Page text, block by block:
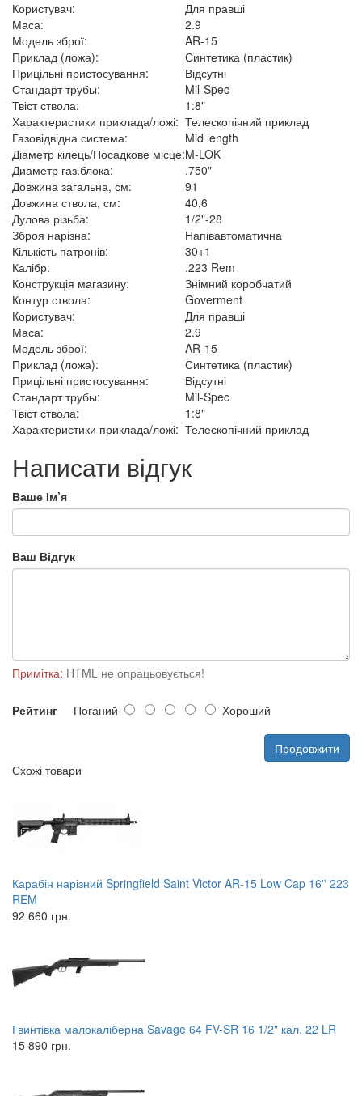
Користувач:
Для правші
Маса:
2.9
Модель зброї:
AR-15
Приклад (ложа):
Синтетика (пластик)
Прицільні пристосування:
Відсутні
Стандарт трубы:
Mil-Spec
Твіст ствола:
1:8"
Характеристики приклада/ложі: Телескопічний приклад
Газовідвідна система:
Mid length
Діаметр кілець/Посадкове місце:M-LOK
Диаметр газ.блока:
.750"
Довжина загальна, см:
91
Довжина ствола, см:
40,6
Дулова різьба:
1/2"-28
Зброя нарізна:
Напівавтоматична
Кількість патронів:
30+1
Калібр:
.223 Rem
Конструкція магазину:
Знімний коробчатий
Контур ствола:
Goverment
Користувач:
Для правші
Маса:
2.9
Модель зброї:
AR-15
Приклад (ложа):
Синтетика (пластик)
Прицільні пристосування:
Відсутні
Стандарт трубы:
Mil-Spec
Твіст ствола:
1:8"
Характеристики приклада/ложі: Телескопічний приклад
Написати відгук
Ваше Ім’я
Ваш Відгук
Примітка: HTML не опрацьовується!
Рейтинг Поганий Хороший
Продовжити
Схожі товари
Карабін нарізний Springfield Saint Victor AR-15 Low Cap 16'' 223
REM
92 660 грн.
Гвинтівка малокаліберна Savage 64 FV-SR 16 1/2" кал. 22 LR
15 890 грн.